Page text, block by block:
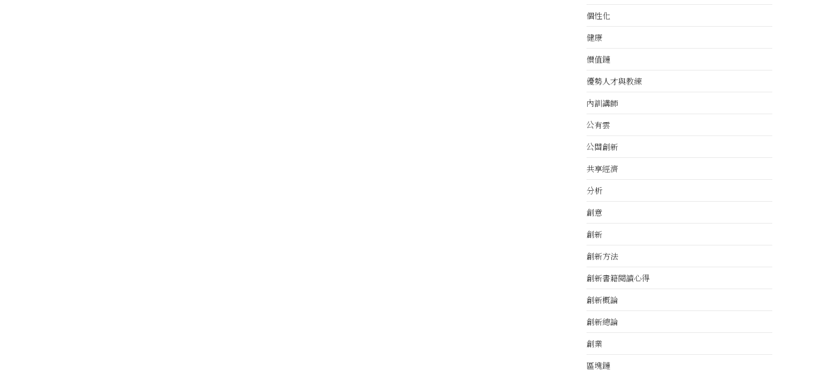
個性化
健康
價值鏈
優勢人才與教練
內訓講師
公有雲
公關創新
共享經濟
分析
創意
創新
創新方法
創新書籍閱讀心得
創新概論
創新總論
創業
區塊鏈